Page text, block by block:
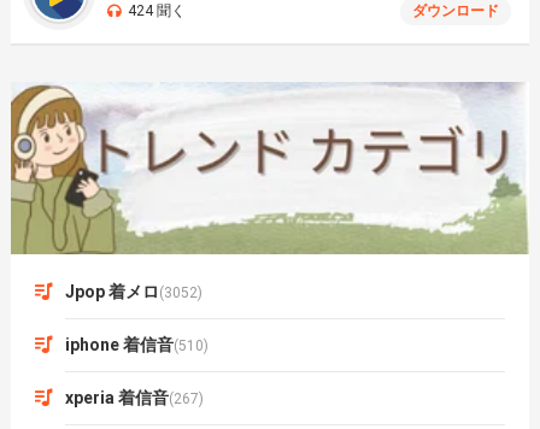
424 聞く ダウンロード
Jpop 着メロ (3052)
iphone 着信音(510)
xperia 着信音(267)